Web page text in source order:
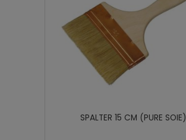
SPALTER 15 CM (PURE SOIE)